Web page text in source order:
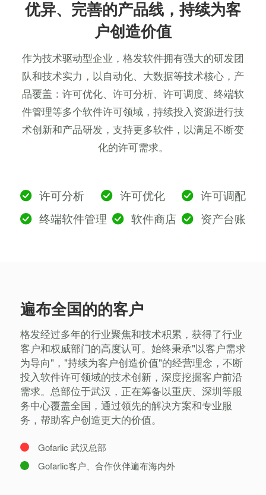
优异、完善的产品线，持续为客
户创造价值
作为技术驱动型企业，格发软件拥有强大的研发团
队和技术实力，以自动化、大数据等技术核心，产
品覆盖：许可优化、许可分析、许可调度、终端软
件管理等多个软件许可领域，持续投入资源进行技
术创新和产品研发，支持更多软件，以满足不断变
化的许可需求。
许可分析 许可优化
许可调配
终端软件管理
软件商店 资产台账
遍布全国的的客户
格发经过多年的行业聚焦和技术积累，获得了行业
客户和权威部门的高度认可。始终秉承"以客户需求
为导向"，"持续为客户创造价值"的经营理念，不断
投入软件许可领域的技术创新，深度挖掘客户前沿
需求。总部位于武汉，正在筹备以重庆、深圳等服
务中心覆盖全国，通过领先的解决方案和专业服
务，帮助客户创造更大的价值。
Gofarlic 武汉总部
Gofarlic客户、合作伙伴遍布海内外